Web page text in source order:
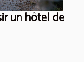
un hôtel de